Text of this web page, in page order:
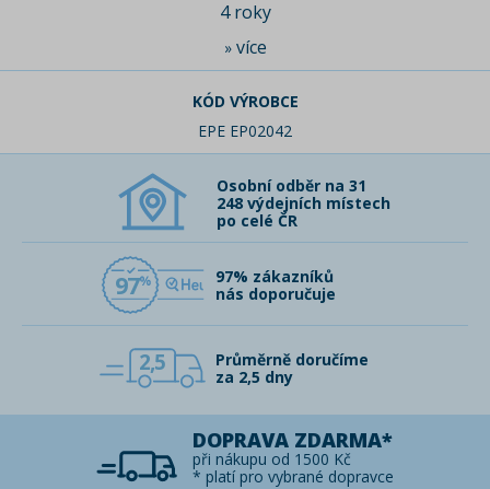
4 roky
» více
KÓD VÝROBCE
EPE EP02042
Osobní odběr na 31
248 výdejních místech
po celé ČR
97
97% zákazníků
nás doporučuje
2,5
Průměrně doručíme
za 2,5 dny
DOPRAVA ZDARMA*
při nákupu od 1500 Kč
* platí pro vybrané dopravce